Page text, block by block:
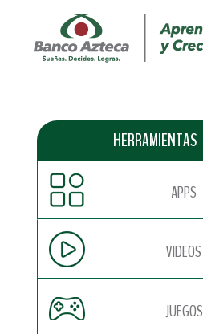
HERRAMIENTAS
APPS
VIDEOS
JUEGOS